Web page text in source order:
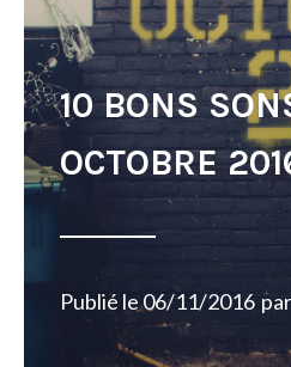
10 BONS
OCTOBRE
Publié le06/11/2016 par